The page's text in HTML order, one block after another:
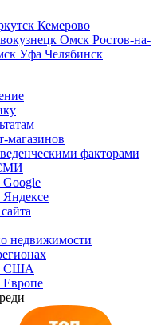
Кемерово
Омск Ростов-на-
Уфа Челябинск
магазинов
факторами
недвижимости
США
Европе